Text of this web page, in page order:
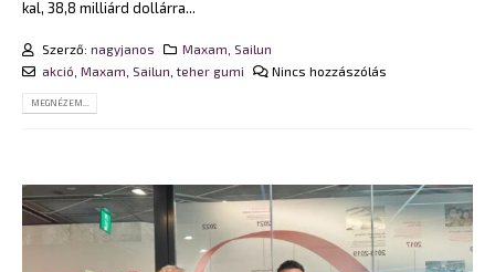
kal, 38,8 milliárd dollárra...
Szerző: nagyjanos Maxam Sailun
akció Maxam Sailun ,teher gumi Nincs hozzászólás
MEGNÉZEM...